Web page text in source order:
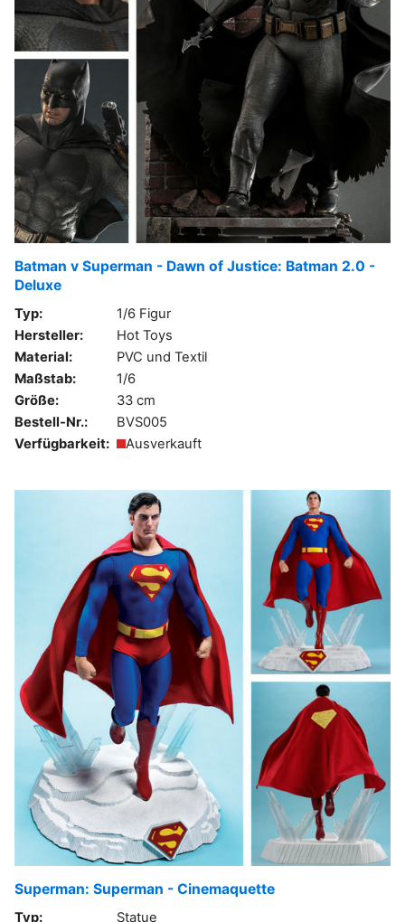
Batman v Superman - Dawn of Justice: Batman 2.0 -
Deluxe
Typ:
1/6 Figur
Hersteller:
Hot Toys
Material:
PVC und Textil
Maßstab:
1/6
Größe:
33 cm
Bestell-Nr.:
BVS005
Verfügbarkeit:
Ausverkauft
Superman: Superman - Cinemaquette
Typ: Statue